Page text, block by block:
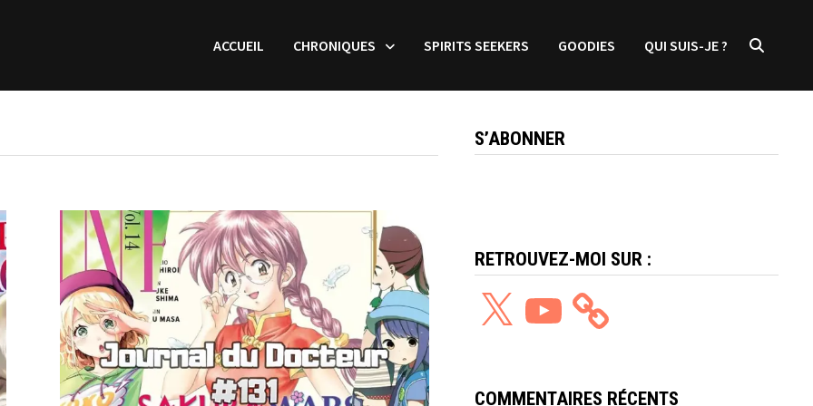
ACCUEIL CHRONIQUES SPIRITS SEEKERS GOODIES QUI SUIS-JE ?
S’ABONNER
RETROUVEZ-MOI SUR :
YouTube
COMMENTAIRES RÉCENTS